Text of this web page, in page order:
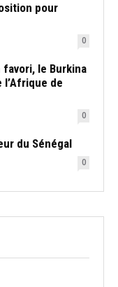
pour
0
favori, le Burkina
de
0
du Sénégal
0